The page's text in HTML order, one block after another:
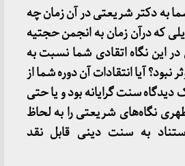
به دکتر شریعتی در آن زمان چه
که درآن زمان به انجمن حجتیه
این نگاه اتقادی شما نسبت به
آیا انتقادات آن دوره شما از
سنت گرایانه بود و یا حتی
نگاه‌های شریعتی را به لحاظ
به سنت دینی قابل نقد